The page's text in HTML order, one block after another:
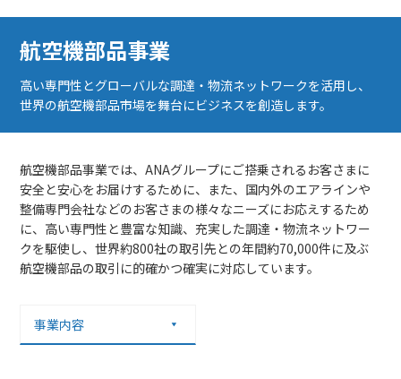
航空機部品事業
高い専門性とグローバルな調達・物流ネットワークを活用し、
世界の航空機部品市場を舞台にビジネスを創造します。
航空機部品事業では、ANAグループにご搭乗されるお客さまに
安全と安心をお届けするために、また、国内外のエアラインや
整備専門会社などのお客さまの様々なニーズにお応えするため
に、高い専門性と豊富な知識、充実した調達・物流ネットワー
クを駆使し、世界約800社の取引先との年間約70,000件に及ぶ
航空機部品の取引に的確かつ確実に対応しています。
事業内容